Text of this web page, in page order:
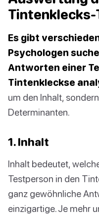
Tintenklecks-
Es gibt
Psychologen
Antworten einer
Tintenkleckse
um den Inhalt,
Determinanten.
1. Inhalt
Inhalt bedeutet,
Testperson in den
ganz gewöhnliche
einzigartige. Je mehr